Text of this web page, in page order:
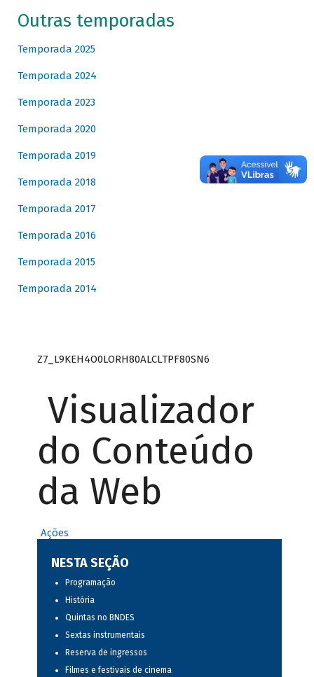
Outras temporadas
Temporada 2025
Temporada 2024
Temporada 2023
Temporada 2020
Temporada 2019
Temporada 2018
Temporada 2017
Temporada 2016
Temporada 2015
Temporada 2014
Z7_L9KEH4O0LORH80ALCLTPF80SN6
Visualizador
do Conteúdo
da Web
Ações
NESTA SEÇÃO
Programação
História
Quintas no BNDES
Sextas instrumentais
Reserva de ingressos
Filmes e festivais de cinema